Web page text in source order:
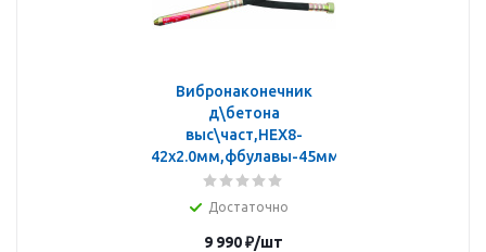
Вибронаконечник
д\бетона
выс\част,HEX8-
42х2.0мм,фбулавы-45мм
Достаточно
9 990₽/шт